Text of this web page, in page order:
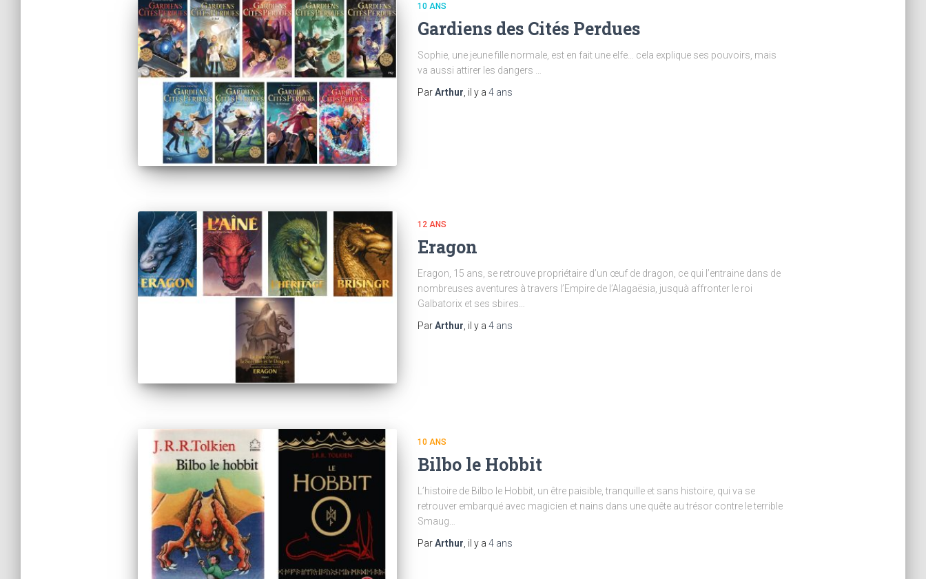
10 ANS
Gardiens des Cités Perdues
Sophie, une jeune fille normale, est en fait une elfe… cela explique ses pouvoirs, mais
va aussi attirer les dangers …
ParArthur , il y a 4 ans
12 ANS
Eragon
Eragon, 15 ans, se retrouve propriétaire d’un œuf de dragon, ce qui l’entraine dans de
nombreuses aventures à travers l’Empire de l’Alagaësia, jusquà affronter le roi
Galbatorix et ses sbires…
ParArthur , il y a 4 ans
10 ANS
Bilbo le Hobbit
L’histoire de Bilbo le Hobbit, un être paisible, tranquille et sans histoire, qui va se
retrouver embarqué avec magicien et nains dans une quête au trésor contre le terrible
Smaug…
ParArthur, il y a 4 ans